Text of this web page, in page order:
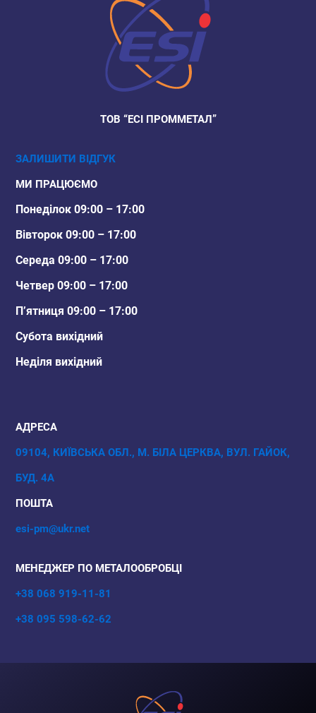
ТОВ “ЕСІ ПРОММЕТАЛ”
ЗАЛИШИТИ ВІДГУК
МИ ПРАЦЮЄМО
Понеділок 09:00 – 17:00
Вівторок 09:00 – 17:00
Середа 09:00 – 17:00
Четвер 09:00 – 17:00
П’ятниця 09:00 – 17:00
Субота вихідний
Неділя вихідний
АДРЕСА
09104, КИЇВСЬКА ОБЛ., М. БІЛА ЦЕРКВА, ВУЛ. ГАЙОК,
БУД. 4А
ПОШТА
esi-pm@ukr.net
МЕНЕДЖЕР ПО МЕТАЛООБРОБЦІ
+38 068 919-11-81
+38 095 598-62-62